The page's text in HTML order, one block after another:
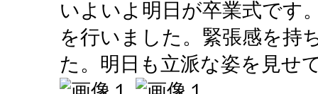
いよいよ明日が卒業式です
を行いました。緊張感を持
た。明日も立派な姿を見せ